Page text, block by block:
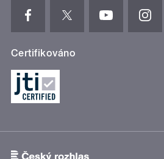
Certifikováno